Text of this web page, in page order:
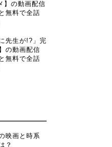
】の動画配信
無料で全話
先生が!?」完
の動画配信
無料で全話
映画と時系
？